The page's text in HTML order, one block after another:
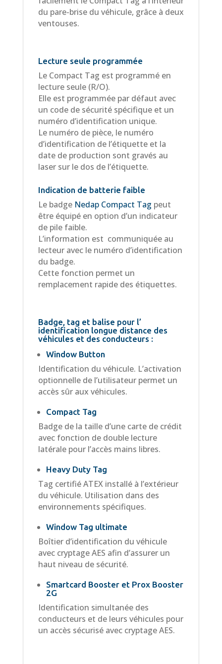
du pare-brise du véhicule, grâce à deux
ventouses.
Lecture seule programmée
Le Compact Tag est programmé en
lecture seule (R/O).
Elle est programmée par défaut avec
un code de sécurité spécifique et un
numéro d’identification unique.
Le numéro de pièce, le numéro
d’identification de l’étiquette et la
date de production sont gravés au
laser sur le dos de l’étiquette.
Indication de batterie faible
Le badge Nedap Compact Tag peut
être équipé en option d’un indicateur
de pile faible.
L’information est communiquée au
lecteur avec le numéro d’identification
du badge.
Cette fonction permet un
remplacement rapide des étiquettes.
Badge, tag et balise pour l’
identification longue distance des
véhicules et des conducteurs :
Window Button
Identification du véhicule. L’activation
optionnelle de l’utilisateur permet un
accès sûr aux véhicules.
Compact Tag
Badge de la taille d’une carte de crédit
avec fonction de double lecture
latérale pour l’accès mains libres.
Heavy Duty Tag
Tag certifié ATEX installé à l’extérieur
du véhicule. Utilisation dans des
environnements spécifiques.
Window Tag ultimate
Boîtier d’identification du véhicule
avec cryptage AES afin d’assurer un
haut niveau de sécurité.
Smartcard Boosteret Prox Booster
2G
Identification simultanée des
conducteurs et de leurs véhicules pour
un accès sécurisé avec cryptage AES.